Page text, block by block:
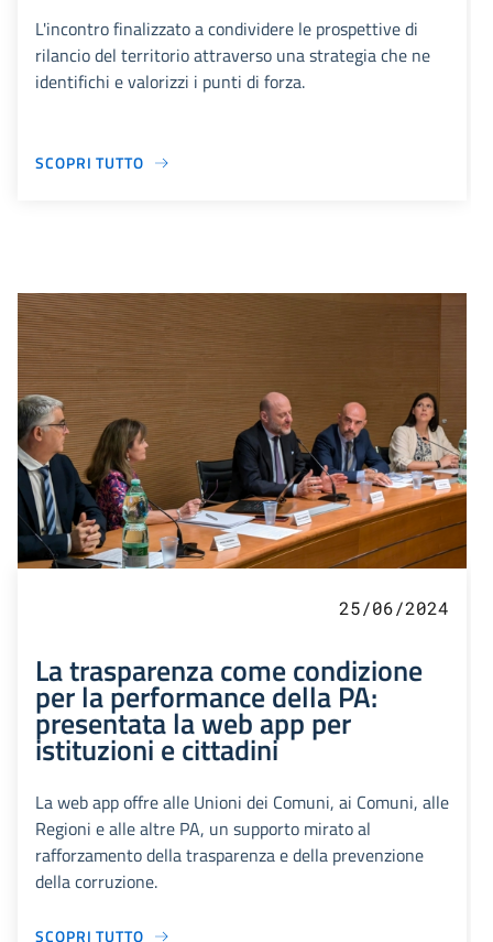
L'incontro finalizzato a condividere le prospettive di
rilancio del territorio attraverso una strategia che ne
identifichi e valorizzi i punti di forza.
SCOPRI TUTTO
25/06/2024
La trasparenza come condizione
per la performance della PA:
presentata la web app per
istituzioni e cittadini
La web app offre alle Unioni dei Comuni, ai Comuni, alle
Regioni e alle altre PA, un supporto mirato al
rafforzamento della trasparenza e della prevenzione
della corruzione.
SCOPRI TUTTO